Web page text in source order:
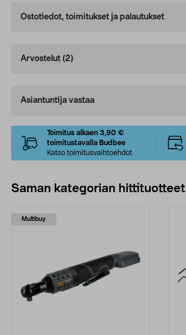
Ostotiedot, toimitukset ja palautukset
Arvostelut (2)
Asiantuntija vastaa
Toimitus alkaen 3,90 €
toimitustavalla Budbee
Katso toimitusvaihtoehdot
Saman kategorian hittituotteet
Multibuy